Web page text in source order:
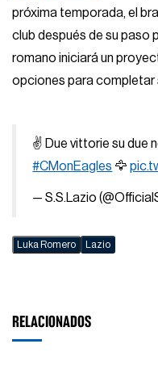
próxima temporada, el
club después de su paso
romano iniciará un
opciones para completar
✌️ Due vittorie su due
#CMonEagles 🦅
— S.S.Lazio
Luka Romero Lazio
RELACIONADOS